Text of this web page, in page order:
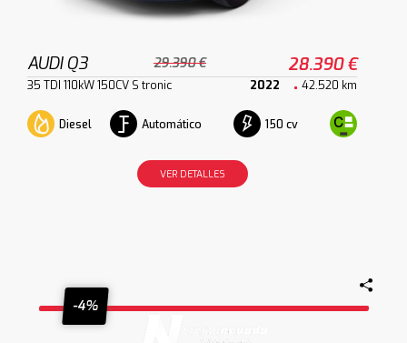
AUDI Q3 29.390 € 28.390 €
35 TDI 110kW 150CV S tronic 2022 42.520 km
Diesel Automático 150 cv
VER DETALLES
-4%